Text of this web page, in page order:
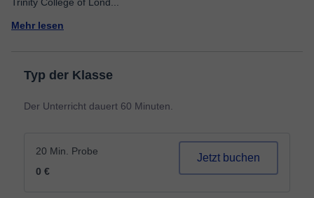
Mehr lesen
Typ der Klasse
Der Unterricht dauert 60 Minuten.
20 Min. Probe
0 €
Jetzt buchen